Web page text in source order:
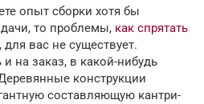
опыт сборки хотя бы
то проблемы, как спрятать
вас не существует.
на заказ, в какой-нибудь
конструкции
составляющую кантри-